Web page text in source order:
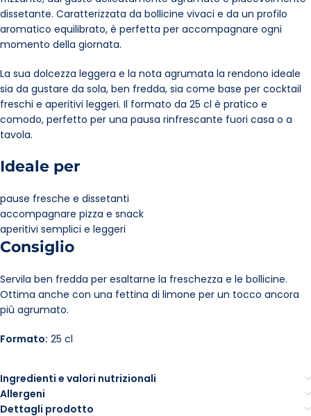
dissetante. Caratterizzata da bollicine vivaci e da un profilo
aromatico equilibrato, è perfetta per accompagnare ogni
momento della giornata.
La sua dolcezza leggera e la nota agrumata la rendono ideale
sia da gustare da sola, ben fredda, sia come base per cocktail
freschi e aperitivi leggeri. Il formato da 25 cl è pratico e
comodo, perfetto per una pausa rinfrescante fuori casa o a
tavola.
Ideale per
pause fresche e dissetanti
accompagnare pizza e snack
aperitivi semplici e leggeri
Consiglio
Servila ben fredda per esaltarne la freschezza e le bollicine.
Ottima anche con una fettina di limone per un tocco ancora
più agrumato.
Formato: 25 cl
Ingredienti e valori nutrizionali
Allergeni
Dettagli prodotto